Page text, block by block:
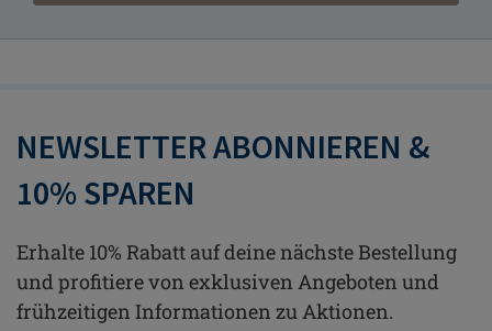
NEWSLETTER ABONNIEREN &
10% SPAREN
Erhalte 10% Rabatt auf deine nächste Bestellung
und profitiere von exklusiven Angeboten und
frühzeitigen Informationen zu Aktionen.